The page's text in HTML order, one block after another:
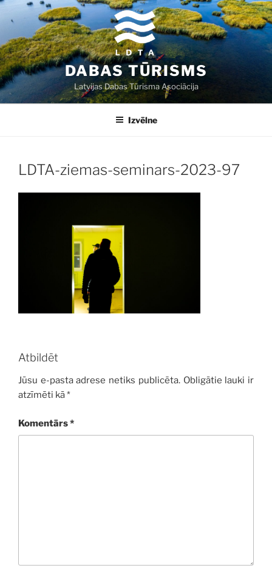
Doties
saturu
DABAS TŪRISMS
Latvijas Dabas Tūrisma Asociācija
Izvēlne
LDTA-ziemas-seminars-2023-97
Atbildēt
Jūsu e-pasta adrese netiks publicēta. Obligātie lauki ir
atzīmēti kā*
Komentārs*